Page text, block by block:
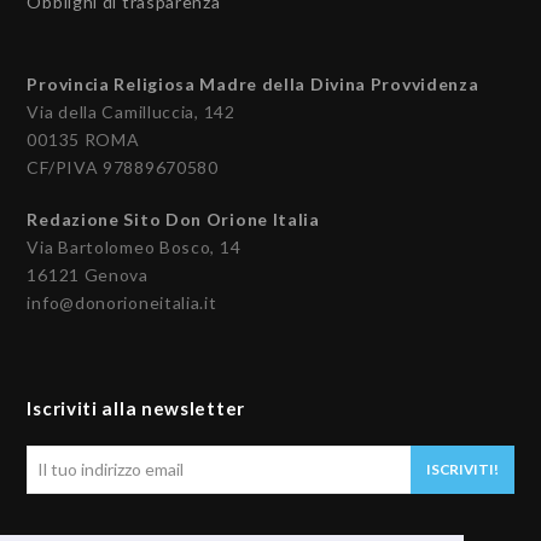
Provincia Religiosa Madre della Divina Provvidenza
Via della Camilluccia, 142
00135 ROMA
CF/PIVA 97889670580
Redazione Sito Don Orione Italia
Via Bartolomeo Bosco, 14
16121 Genova
info@donorioneitalia.it
Iscriviti alla newsletter
ISCRIVITI!